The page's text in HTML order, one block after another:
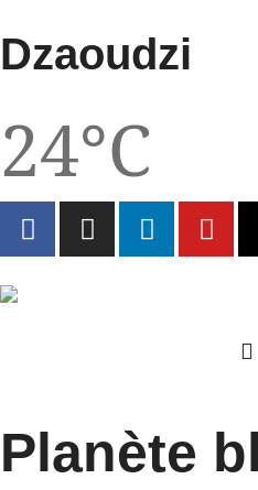
Dzaoudzi
24°C
Planète